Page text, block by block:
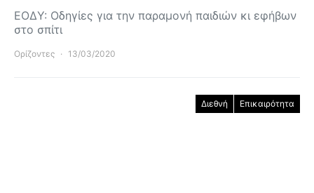
ΕΟΔΥ: Οδηγίες για την παραμονή παιδιών κι εφήβων
στο σπίτι
Ορίζοντες 13/03/2020
Διεθνή Επικαιρότητα